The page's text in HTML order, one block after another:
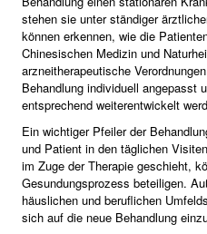
stehen sie unter ständiger
können erkennen, wie die
Chinesischen Medizin und
arzneitherapeutische
Behandlung individuell angepasst
entsprechend weiterentwickelt
Ein wichtiger Pfeiler der
und Patient in den täglichen
im Zuge der Therapie geschieht,
Gesundungsprozess beteiligen.
häuslichen und beruflichen
sich auf die neue Behandlung